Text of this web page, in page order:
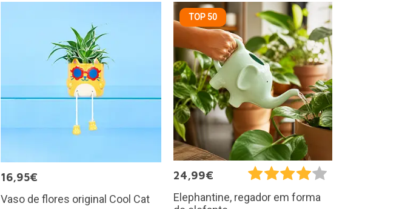
16,95€
Vaso de flores original Cool Cat
TOP 50
24,99€
Elephantine, regador em forma